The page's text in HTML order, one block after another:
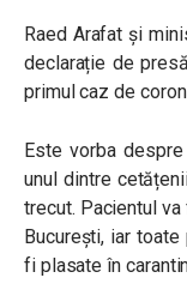
Raed Arafat și
declarație de
primul caz de
Este vorba
unul dintre
trecut. Pacientul
București, iar
fi plasate în